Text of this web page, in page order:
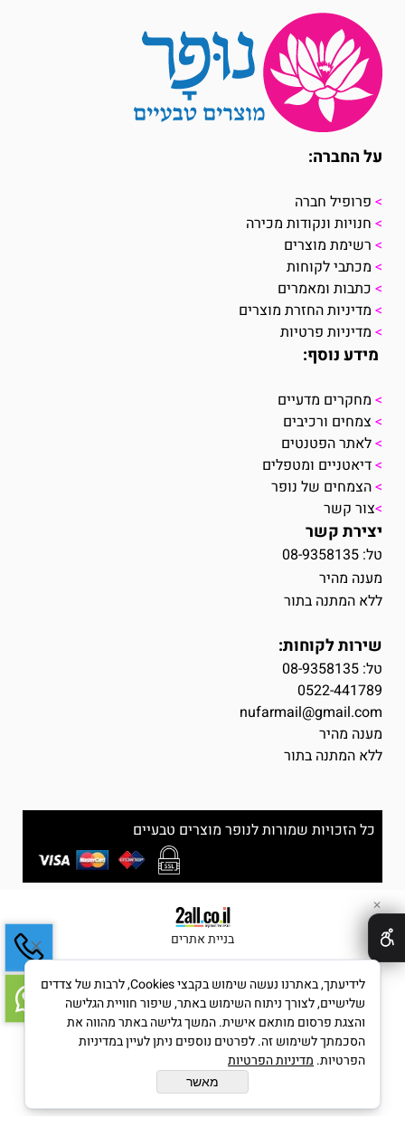
על החברה:
> פרופיל חברה
> חנויות ונקודות מכירה
> רשימת מוצרים
> מכתבי לקוחות
> כתבות ומאמרים
> מדיניות החזרת מוצרים
> מדיניות פרטיות
מידע נוסף:
> מחקרים מדעיים
> צמחים ורכיבים
>לאתר הפטנטים
>דיאטניים ומטפלים
>הצמחים של נופר
>צור קשר
יצירת קשר
טל: 08-9358135
מענה מהיר
ללא המתנה בתור
שירות לקוחות:
טל: 08-9358135
0522-441789
nufarmail@gmail.com
מענה מהיר
ללא המתנה בתור
כל הזכויות שמורות לנופר מוצרים טבעיים
בניית אתרים
✕
לידיעתך, באתרנו נעשה שימוש בקבצי Cookies, לרבות של צדדים
שלישיים, לצורך ניתוח השימוש באתר, שיפור חוויית הגלישה
והצגת פרסום מותאם אישית. המשך גלישה באתר מהווה את
הסכמתך לשימוש זה. לפרטים נוספים ניתן לעיין במדיניות
הפרטיות. מדיניות הפרטיות
מאשר